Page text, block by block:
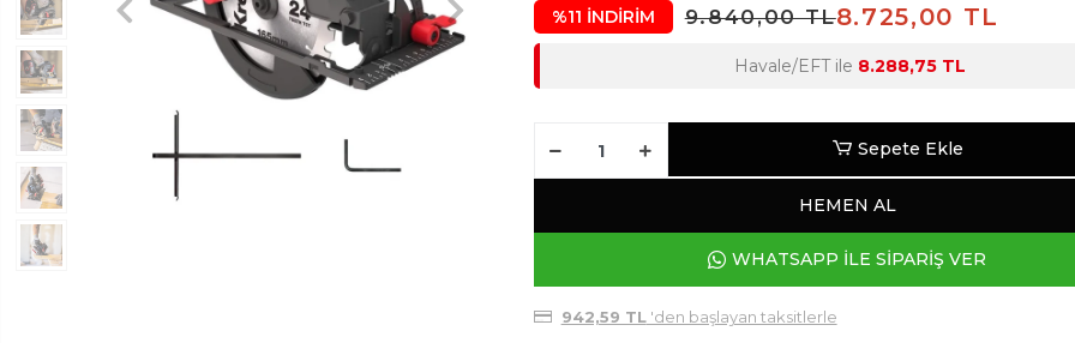
%11 İNDİRİM 9.840,00 TL8.725,00 TL
Havale/EFT ile 8.288,75 TL
Sepete Ekle
HEMEN AL
WHATSAPP İLE SİPARİŞ VER
942,59 TL'den başlayan taksitlerle